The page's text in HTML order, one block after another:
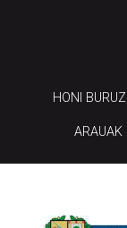
HONI BURUZ
ARAUAK